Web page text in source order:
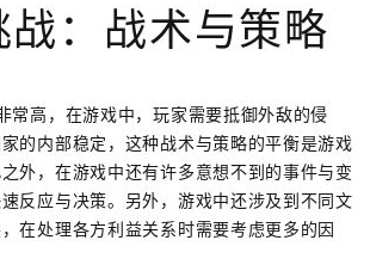
战：战术与策略
常高，在游戏中，玩家需要抵御外敌的侵
的内部稳定，这种战术与策略的平衡是游戏
外，在游戏中还有许多意想不到的事件与变
反应与决策。另外，游戏中还涉及到不同文
在处理各方利益关系时需要考虑更多的因